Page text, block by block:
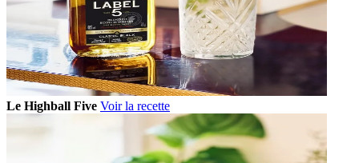
Le Highball Five Voir la recette